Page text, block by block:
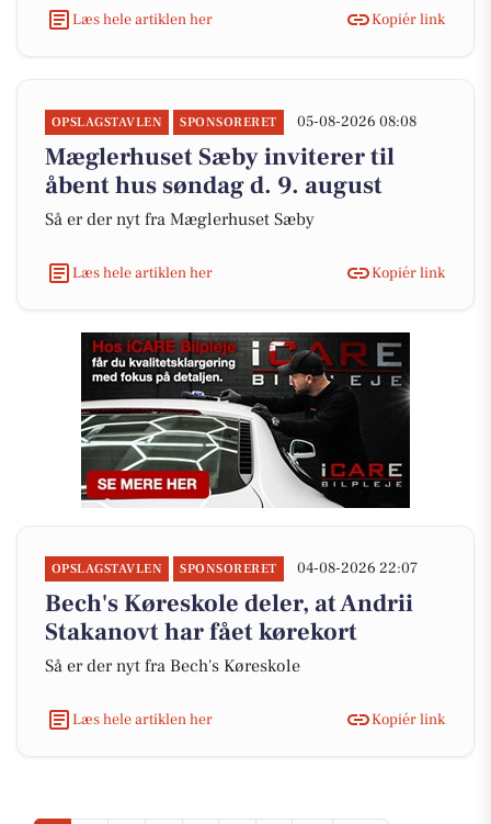
Læs hele artiklen her
Kopiér link
OPSLAGSTAVLEN SPONSORERET 05-08-2026 08:08
Mæglerhuset Sæby inviterer til
åbent hus søndag d. 9. august
Så er der nyt fra Mæglerhuset Sæby
Læs hele artiklen her Kopiér link
OPSLAGSTAVLEN SPONSORERET 04-08-2026 22:07
Bech's Køreskole deler, at Andrii
Stakanovt har fået kørekort
Så er der nyt fra Bech's Køreskole
Læs hele artiklen her Kopiér link